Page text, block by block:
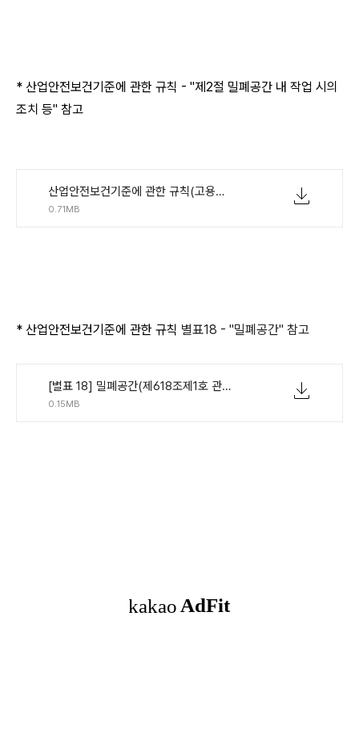
* 산업안전보건기준에 관한 규칙 - "제2절 밀폐공간 내 작업 시의
조치 등" 참고
산업안전보건기준에 관한 규칙(고용노동부령)(제00417호)(20241229).pdf
0.71MB
* 산업안전보건기준에 관한 규칙 별표18 - "밀폐공간" 참고
[별표 18] 밀폐공간(제618조제1호 관련)(산업안전보건기준에 관한 규칙).pdf
0.15MB